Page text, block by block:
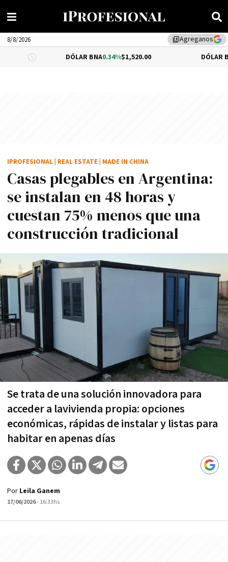
library_addAgreganos
8/8/2026
DÓLAR BNA 0.34%$1,520.00 DÓLAR BLUE -0.33%
Casas plegables en Argentina:
se instalan en 48 horas y
cuestan 75% menos que una
construcción tradicional
Se trata de una solución innovadora para
acceder a lavivienda propia: opciones
económicas, rápidas de instalar y listas para
habitar en apenas días
IPROFESIONAL REAL ESTATE MADE IN CHINA
Por Leila Ganem
17/06/2026- 16:33hs